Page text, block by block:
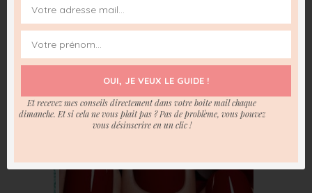
remarqué, et c’est votre style et votre image qui en pâtiront.
OUI, JE VEUX LE GUIDE !
Et recevez mes conseils directement dans votre boite mail chaque
dimanche. Et si cela ne vous plait pas ? Pas de problème, vous pouvez
vous désinscrire en un clic !